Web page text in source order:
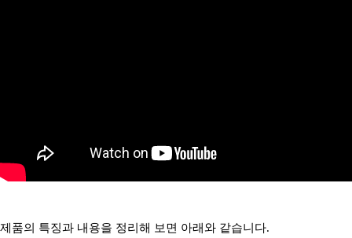
제품의 특징과 내용을 정리해 보면 아래와 같습니다.